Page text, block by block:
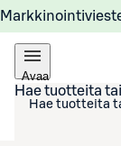
Avaa
valikko
Hae tuotteita